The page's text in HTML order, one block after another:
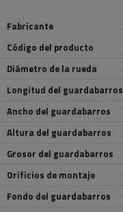
Fabricante
Código del producto
Diámetro de la rueda
Longitud del guardabarros
Ancho del guardabarros
Altura del guardabarros
Grosor del guardabarros
Orificios de montaje
Fondo del guardabarros